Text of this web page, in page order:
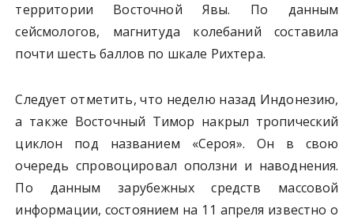
территории Восточной Явы. По данным
сейсмологов, магнитуда колебаний составила
почти шесть баллов по шкале Рихтера.
Следует отметить, что неделю назад Индонезию,
а также Восточный Тимор накрыл тропический
циклон под названием «Сероя». Он в свою
очередь спровоцировал оползни и наводнения.
По данным зарубежных средств массовой
информации, состоянием на 11 апреля известно о